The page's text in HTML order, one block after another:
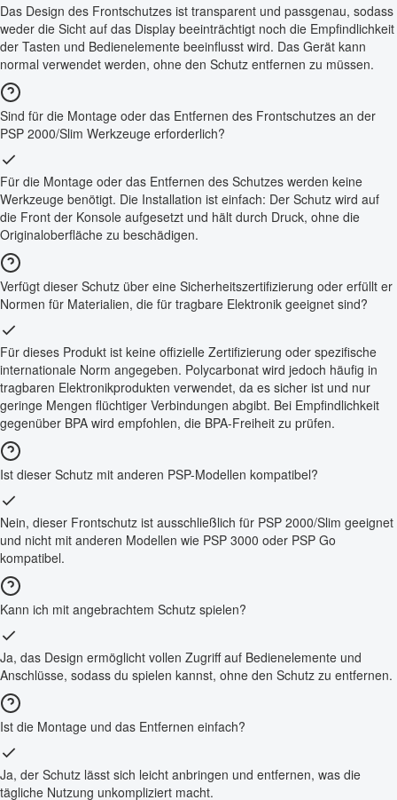
Das Design des Frontschutzes ist transparent und passgenau, sodass
weder die Sicht auf das Display beeinträchtigt noch die Empfindlichkeit
der Tasten und Bedienelemente beeinflusst wird. Das Gerät kann
normal verwendet werden, ohne den Schutz entfernen zu müssen.
Sind für die Montage oder das Entfernen des Frontschutzes an der
PSP 2000/Slim Werkzeuge erforderlich?
Für die Montage oder das Entfernen des Schutzes werden keine
Werkzeuge benötigt. Die Installation ist einfach: Der Schutz wird auf
die Front der Konsole aufgesetzt und hält durch Druck, ohne die
Originaloberfläche zu beschädigen.
Verfügt dieser Schutz über eine Sicherheitszertifizierung oder erfüllt er
Normen für Materialien, die für tragbare Elektronik geeignet sind?
Für dieses Produkt ist keine offizielle Zertifizierung oder spezifische
internationale Norm angegeben. Polycarbonat wird jedoch häufig in
tragbaren Elektronikprodukten verwendet, da es sicher ist und nur
geringe Mengen flüchtiger Verbindungen abgibt. Bei Empfindlichkeit
gegenüber BPA wird empfohlen, die BPA-Freiheit zu prüfen.
Ist dieser Schutz mit anderen PSP-Modellen kompatibel?
Nein, dieser Frontschutz ist ausschließlich für PSP 2000/Slim geeignet
und nicht mit anderen Modellen wie PSP 3000 oder PSP Go
kompatibel.
Kann ich mit angebrachtem Schutz spielen?
Ja, das Design ermöglicht vollen Zugriff auf Bedienelemente und
Anschlüsse, sodass du spielen kannst, ohne den Schutz zu entfernen.
Ist die Montage und das Entfernen einfach?
Ja, der Schutz lässt sich leicht anbringen und entfernen, was die
tägliche Nutzung unkompliziert macht.